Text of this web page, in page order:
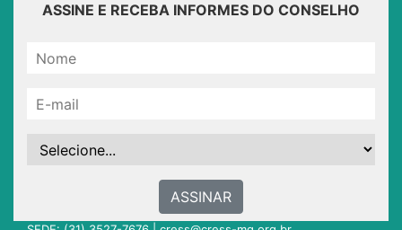
ASSINE E RECEBA INFORMES DO CONSELHO
ASSINAR